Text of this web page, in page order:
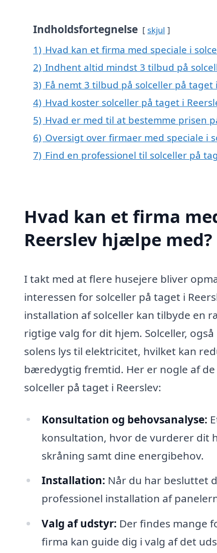
Indholdsfortegnelse skjul
1) Hvad kan et firma med speciale i
2) Indhent altid mindst 3 tilbud på
3) Få nemt 3 tilbud på solceller på
4) Hvad koster solceller på taget i
5) Hvad er med til at bestemme prisen
6) Oversigt over firmaer med speciale i
7) Find en professionel til solceller på
Hvad kan et firma
Reerslev hjælpe med?
I takt med at flere husejere bliver
interessen for solceller på taget i
installation af solceller kan tilbyde en
rigtige valg for dit hjem. Solceller,
solens lys til elektricitet, hvilket kan
bæredygtig fremtid. Her er nogle af
solceller på taget i Reerslev:
Konsultation og behovsanalyse:
konsultation, hvor de vurderer dit
skråning samt dine energibehov.
Installation: Når du har besluttet
professionel installation af
Valg af udstyr: Der findes mange
firma kan guide dig i valg af det